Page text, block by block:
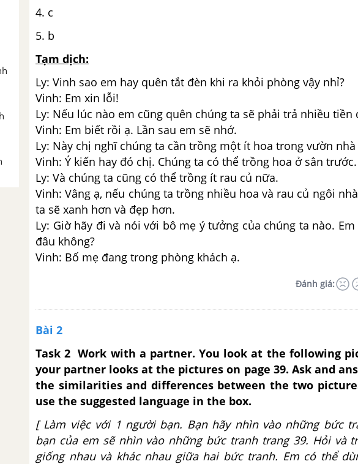
4. c
5. b
Tạm dịch:
Ly: Vinh sao em hay quên tắt đèn khi ra khỏi phòng vậy nhỉ?
Vinh: Em xin lỗi!
Ly: Nếu lúc nào em cũng quên chúng ta sẽ phải trả nhiều tiền
Vinh: Em biết rồi ạ. Lần sau em sẽ nhớ.
Ly: Này chị nghĩ chúng ta cần trồng một ít hoa trong vườn
Vinh: Ý kiến hay đó chị. Chúng ta có thể trồng hoa ở sân trước.
Ly: Và chúng ta cũng có thể trồng ít rau củ nữa.
Vinh: Vâng ạ, nếu chúng ta trồng nhiều hoa và rau củ ngôi
ta sẽ xanh hơn và đẹp hơn.
Ly: Giờ hãy đi và nói với bô mẹ ý tưởng của chúng ta nào.
đâu không?
Vinh: Bố mẹ đang trong phòng khách ạ.
Đánh giá:
Bài 2
Task 2 Work with a partner. You look at the following
your partner looks at the pictures on page 39. Ask and
the similarities and differences between the two
use the suggested language in the box.
[ Làm việc với 1 người bạn. Bạn hãy nhìn vào những bức
bạn của em sẽ nhìn vào những bức tranh trang 39. Hỏi và
giống nhau và khác nhau giữa hai bức tranh. Em có thể